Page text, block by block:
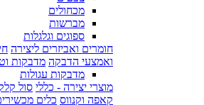
מכחולים
מברשות
ספוגים וגלגלות
חומרים ואביזרים ליצירה
ואמצעי הדבקה מדבקות
מדבקות עגולות
מוצרי יצירה - כללי סול
קאפה וקנווס כלים